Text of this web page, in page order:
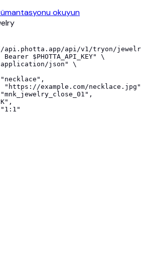
okuyun
api.photta.app/api/v1/tryon/
Bearer $PHOTTA_API_KEY" \
json" \
"https://example.com/